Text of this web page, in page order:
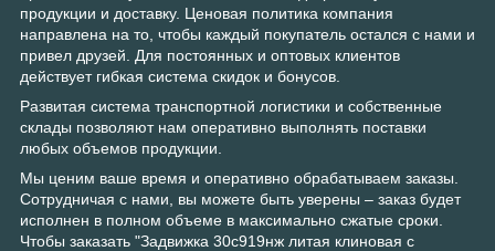
продукции и доставку. Ценовая политика компания
направлена на то, чтобы каждый покупатель остался с нами и
привел друзей. Для постоянных и оптовых клиентов
действует гибкая система скидок и бонусов.
Развитая система транспортной логистики и собственные
склады позволяют нам оперативно выполнять поставки
любых объемов продукции.
Мы ценим ваше время и оперативно обрабатываем заказы.
Сотрудничая с нами, вы можете быть уверены – заказ будет
исполнен в полном объеме в максимально сжатые сроки.
Чтобы заказать "Задвижка 30с919нж литая клиновая с